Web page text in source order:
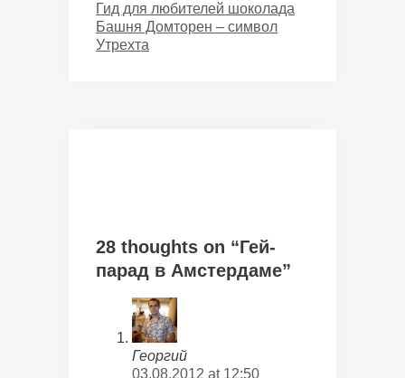
Гид для любителей шоколада
Башня Домторен – символ
Утрехта
28 thoughts on “Гей-
парад в Амстердаме”
Георгий
03.08.2012 at 12:50